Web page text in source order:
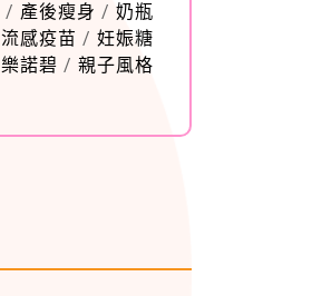
/ 產後瘦身 / 奶瓶
流感疫苗 / 妊娠糖
樂諾碧 / 親子風格